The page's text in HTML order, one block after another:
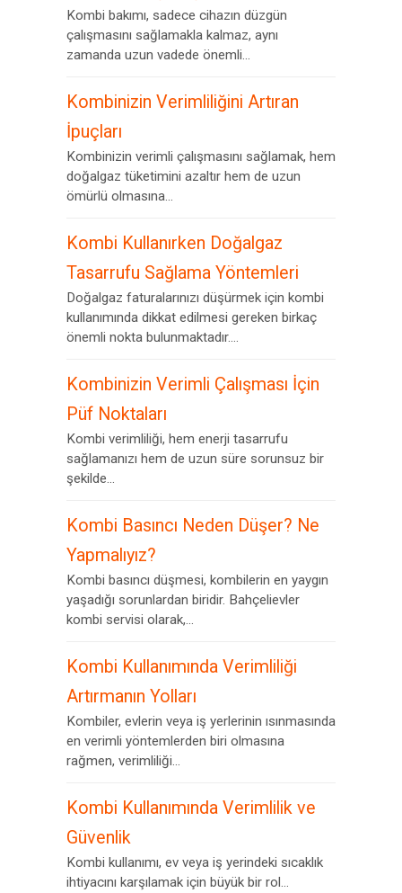
Kombi bakımı, sadece cihazın düzgün
çalışmasını sağlamakla kalmaz, aynı
zamanda uzun vadede önemli...
Kombinizin Verimliliğini Artıran
İpuçları
Kombinizin verimli çalışmasını sağlamak, hem
doğalgaz tüketimini azaltır hem de uzun
ömürlü olmasına...
Kombi Kullanırken Doğalgaz
Tasarrufu Sağlama Yöntemleri
Doğalgaz faturalarınızı düşürmek için kombi
kullanımında dikkat edilmesi gereken birkaç
önemli nokta bulunmaktadır....
Kombinizin Verimli Çalışması İçin
Püf Noktaları
Kombi verimliliği, hem enerji tasarrufu
sağlamanızı hem de uzun süre sorunsuz bir
şekilde...
Kombi Basıncı Neden Düşer? Ne
Yapmalıyız?
Kombi basıncı düşmesi, kombilerin en yaygın
yaşadığı sorunlardan biridir. Bahçelievler
kombi servisi olarak,...
Kombi Kullanımında Verimliliği
Artırmanın Yolları
Kombiler, evlerin veya iş yerlerinin ısınmasında
en verimli yöntemlerden biri olmasına
rağmen, verimliliği...
Kombi Kullanımında Verimlilik ve
Güvenlik
Kombi kullanımı, ev veya iş yerindeki sıcaklık
ihtiyacını karşılamak için büyük bir rol...